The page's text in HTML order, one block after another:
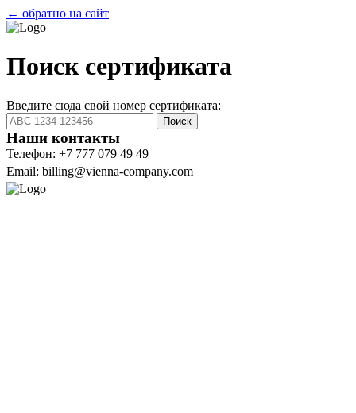
← обратно на сайт
Поиск сертификата
Введите сюда свой номер сертификата:
Поиск
Наши контакты
Телефон: +7 777 079 49 49
Email: billing@vienna-company.com